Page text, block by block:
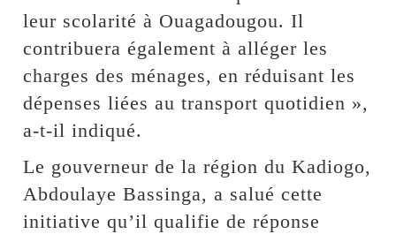
leur scolarité à Ouagadougou. Il
contribuera également à alléger les
charges des ménages, en réduisant les
dépenses liées au transport quotidien »,
a-t-il indiqué.
Le gouverneur de la région du Kadiogo,
Abdoulaye Bassinga, a salué cette
initiative qu’il qualifie de réponse